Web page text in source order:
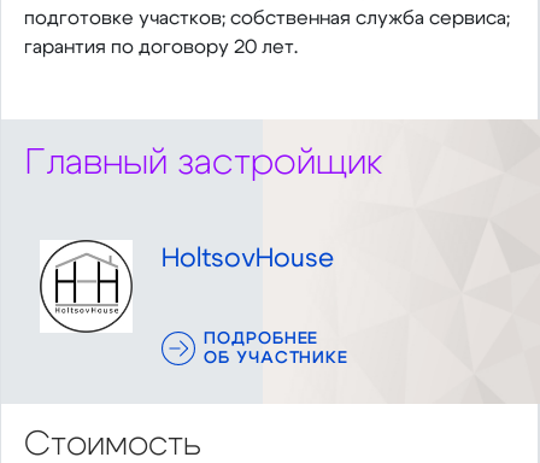
подготовке участков; собственная служба сервиса;
гарантия по договору 20 лет.
Главный застройщик
HoltsovHouse
ПОДРОБНЕЕ
ОБ УЧАСТНИКЕ
Стоимость